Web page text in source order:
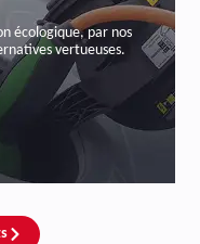
par nos
La
En